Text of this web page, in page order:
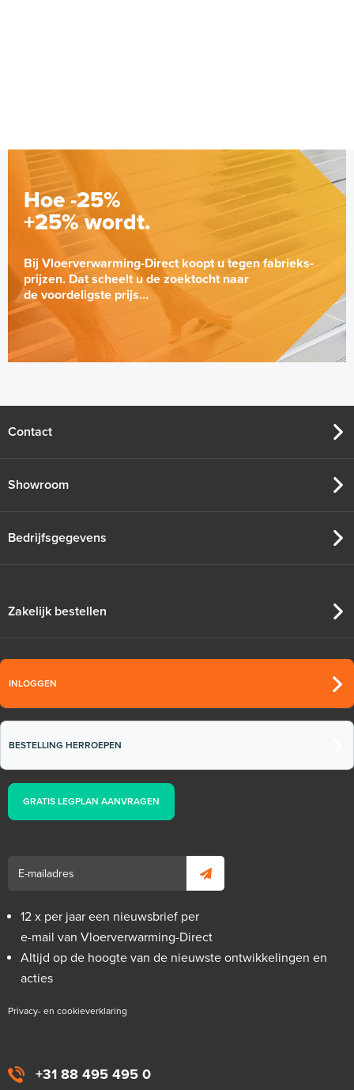
Hoe -25%
+25% wordt.
Bij Vloerverwarming-Direct koopt u tegen fabrieks-
prijzen. Dat scheelt u de zoektocht naar
de voordeligste prijs...
+31 88 495 495 0
Contact
Showroom
Bedrijfsgegevens
Zakelijk bestellen
INLOGGEN
BESTELLING HERROEPEN
GRATIS LEGPLAN AANVRAGEN
12 x per jaar een nieuwsbrief per
e-mail van Vloerverwarming-Direct
Altijd op de hoogte van de nieuwste ontwikkelingen en
acties
Privacy- en cookieverklaring